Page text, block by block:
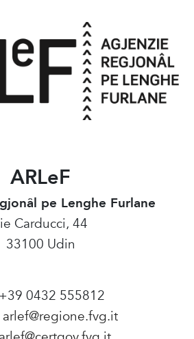
ARLeF
pe Lenghe Furlane
Carducci, 44
33100 Udin
0432 555812
arlef@regione.fvg.it